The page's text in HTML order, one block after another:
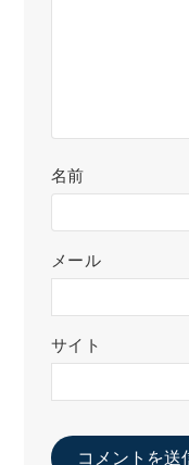
名前
メール
サイト